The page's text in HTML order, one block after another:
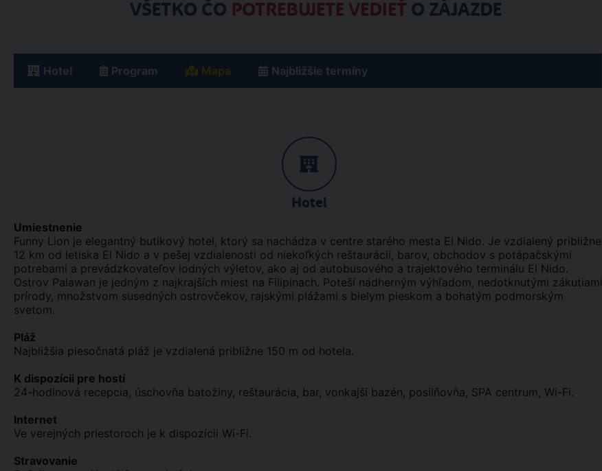
VŠETKO ČO POTREBUJETE VEDIEŤ O ZÁJAZDE
Hotel Program Mapa Najbližšie termíny
Hotel
Umiestnenie
Funny Lion je elegantný butikový hotel, ktorý sa nachádza v centre starého mesta El Nido. Je vzdialený približne
12 km od letiska El Nido a v pešej vzdialenosti od niekoľkých reštaurácií, barov, obchodov s potápačskými
potrebami a prevádzkovateľov lodných výletov, ako aj od autobusového a trajektového terminálu El Nido.
Ostrov Palawan je jedným z najkrajších miest na Filipínach. Poteší nádherným výhľadom, nedotknutými zákutiami
prírody, množstvom susedných ostrovčekov, rajskými plážami s bielym pieskom a bohatým podmorským
svetom.
Pláž
Najbližšia piesočnatá pláž je vzdialená približne 150 m od hotela.
K dispozícii pre hostí
24-hodinová recepcia, úschovňa batožiny, reštaurácia, bar, vonkajší bazén, posilňovňa, SPA centrum, Wi-Fi.
Internet
Ve verejných priestoroch je k dispozícii Wi-Fi.
Stravovanie